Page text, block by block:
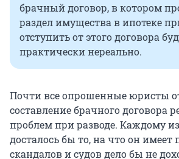
брачный договор, в котором
раздел имущества в ипотеке
отступить от этого договора
практически нереально.
Почти все опрошенные юристы
составление брачного договора
проблем при разводе. Каждому
досталось бы то, на что он имеет
скандалов и судов дело бы не